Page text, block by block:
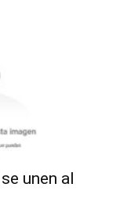
unen al